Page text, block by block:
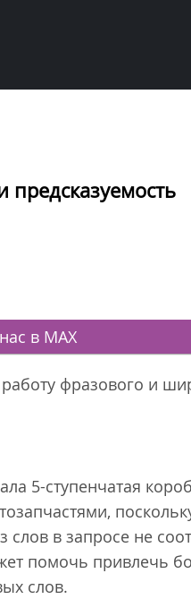
в MAX
фразового и
5-ступенчатая
в запросе не
помочь привлечь
слов.